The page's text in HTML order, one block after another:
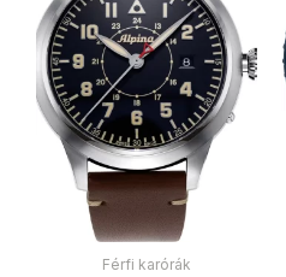
Férfi karórák